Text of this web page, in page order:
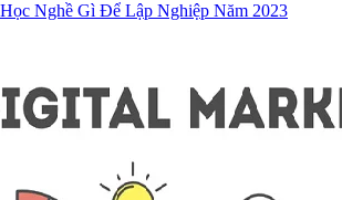
Nghề Gì Để Lập Nghiệp Năm 2023